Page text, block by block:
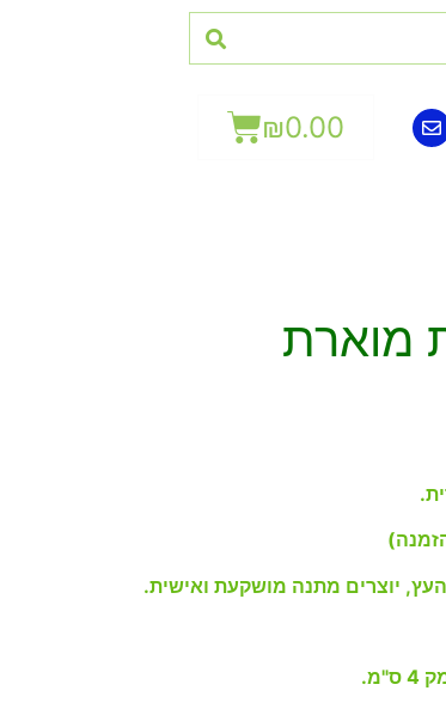
₪0.00
מוארת
יוצרים מתנה מושקעת ואישית.